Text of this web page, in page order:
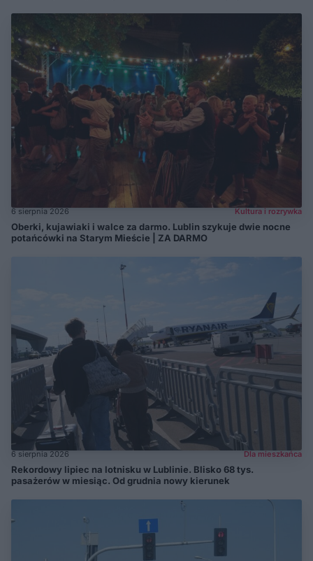
6 sierpnia 2026 Kultura i rozrywka
Oberki, kujawiaki i walce za darmo. Lublin szykuje dwie nocne
potańcówki na Starym Mieście | ZA DARMO
6 sierpnia 2026 Dla mieszkańca
Rekordowy lipiec na lotnisku w Lublinie. Blisko 68 tys.
pasażerów w miesiąc. Od grudnia nowy kierunek